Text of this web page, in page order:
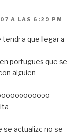
A LAS 6:29 PM
tendria que llegar a
portugues que se
alguien
se actualizo no se